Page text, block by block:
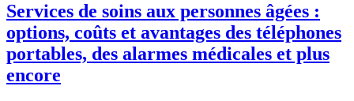
Services de soins aux personnes âgées :
options, coûts et avantages des téléphones
portables, des alarmes médicales et plus
encore